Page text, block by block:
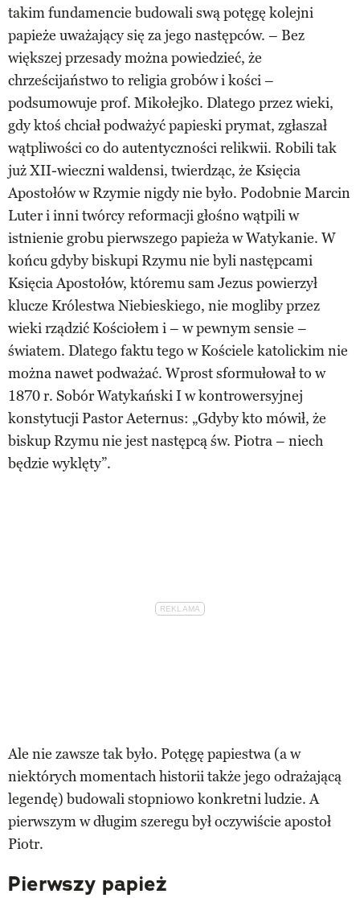
takim fundamencie budowali swą potęgę kolejni
papieże uważający się za jego następców. – Bez
większej przesady można powiedzieć, że
chrześcijaństwo to religia grobów i kości –
podsumowuje prof. Mikołejko. Dlatego przez wieki,
gdy ktoś chciał podważyć papieski prymat, zgłaszał
wątpliwości co do autentyczności relikwii. Robili tak
już XII-wieczni waldensi, twierdząc, że Księcia
Apostołów w Rzymie nigdy nie było. Podobnie Marcin
Luter i inni twórcy reformacji głośno wątpili w
istnienie grobu pierwszego papieża w Watykanie. W
końcu gdyby biskupi Rzymu nie byli następcami
Księcia Apostołów, któremu sam Jezus powierzył
klucze Królestwa Niebieskiego, nie mogliby przez
wieki rządzić Kościołem i – w pewnym sensie –
światem. Dlatego faktu tego w Kościele katolickim nie
można nawet podważać. Wprost sformułował to w
1870 r. Sobór Watykański I w kontrowersyjnej
konstytucji Pastor Aeternus: „Gdyby kto mówił, że
biskup Rzymu nie jest następcą św. Piotra – niech
będzie wyklęty”.
Ale nie zawsze tak było. Potęgę papiestwa (a w
niektórych momentach historii także jego odrażającą
legendę) budowali stopniowo konkretni ludzie. A
pierwszym w długim szeregu był oczywiście apostoł
Piotr.
Pierwszy papież